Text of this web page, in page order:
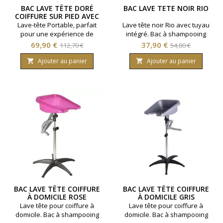
BAC LAVE TÊTE DORÉ
COIFFURE SUR PIED AVEC
SAC
Lave-tête Portable, parfait
pour une expérience de
salon de coiffure où que
vous soyez ! Confort : Appui
cou Matériau : PP durable
Hauteur Réglable : 94 cm à
Lanière large pour un confort
optimal lors de vos
déplacements. Utilisation :
Domicile, salon, PMR Coloris :
Doré
Prix
69,90 € Prix
de
base
112,70 €
 Ajouter au panier
BAC LAVE TETE NOIR RIO
Lave tête noir Rio avec tuyau
intégré. Bac à shampooing
avec cuve inclinable. Hauteur
réglable. Coloris noir.
Prix
37,90 € Prix
de
base
54,80 €
 Ajouter au panier
BAC LAVE TÊTE COIFFURE
À DOMICILE ROSE
Lave tête pour coiffure à
domicile. Bac à shampooing
BAC LAVE TÊTE COIFFURE
À DOMICILE GRIS
Lave tête pour coiffure à
domicile. Bac à shampooing